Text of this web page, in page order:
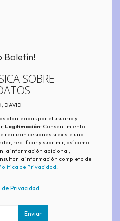
Boletín!
SOBRE
DAVID
planteadas por el usuario y
Legitimación: Consentimiento
realizan cesiones si existe una
rectificar y suprimir, así como
la información adicional;
la información completa de
de Privacidad
Privacidad.
Enviar